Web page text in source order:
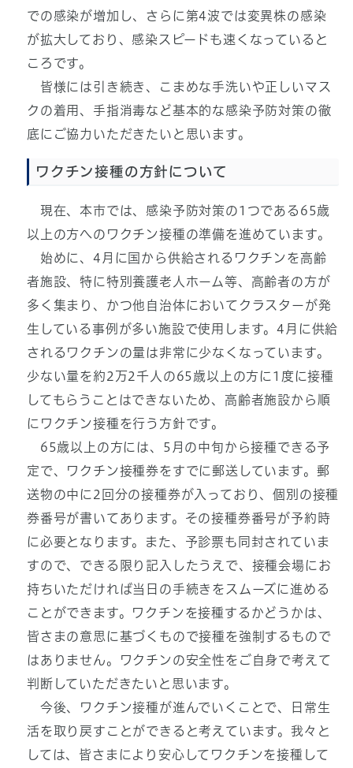
での感染が増加し、さらに第4波では変異株の感染
が拡大しており、感染スピードも速くなっていると
ころです。
皆様には引き続き、こまめな手洗いや正しいマス
クの着用、手指消毒など基本的な感染予防対策の徹
底にご協力いただきたいと思います。
ワクチン接種の方針について
現在、本市では、感染予防対策の1つである65歳
以上の方へのワクチン接種の準備を進めています。
始めに、4月に国から供給されるワクチンを高齢
者施設、特に特別養護老人ホーム等、高齢者の方が
多く集まり、かつ他自治体においてクラスターが発
生している事例が多い施設で使用します。4月に供給
されるワクチンの量は非常に少なくなっています。
少ない量を約2万2千人の65歳以上の方に1度に接種
してもらうことはできないため、高齢者施設から順
にワクチン接種を行う方針です。
65歳以上の方には、5月の中旬から接種できる予
定で、ワクチン接種券をすでに郵送しています。郵
送物の中に2回分の接種券が入っており、個別の接種
券番号が書いてあります。その接種券番号が予約時
に必要となります。また、予診票も同封されていま
すので、できる限り記入したうえで、接種会場にお
持ちいただければ当日の手続きをスムーズに進める
ことができます。ワクチンを接種するかどうかは、
皆さまの意思に基づくもので接種を強制するもので
はありません。ワクチンの安全性をご自身で考えて
判断していただきたいと思います。
今後、ワクチン接種が進んでいくことで、日常生
活を取り戻すことができると考えています。我々と
しては、皆さまにより安心してワクチンを接種して